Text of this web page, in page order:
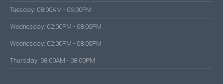
Tuesday: 08:00AM - 06:00PM
Wednesday: 02:00PM - 08:00PM
Wednesday: 02:00PM - 08:00PM
Thursday: 08:00AM - 08:00PM